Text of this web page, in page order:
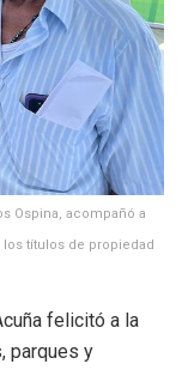
Ospina, acompañó a
títulos de propiedad
felicitó a la
parques y